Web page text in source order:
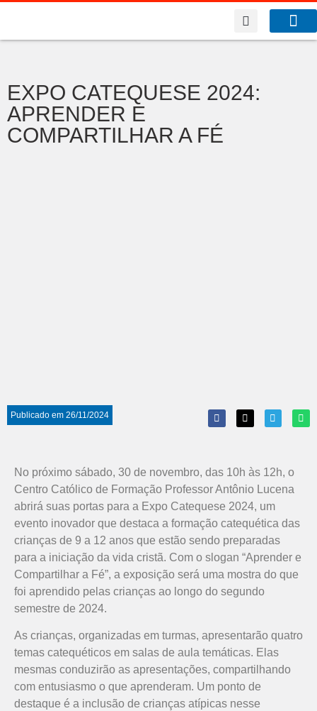
EXPO CATEQUESE 2024:
APRENDER E
COMPARTILHAR A FÉ
Publicado em 26/11/2024
No próximo sábado, 30 de novembro, das 10h às 12h, o
Centro Católico de Formação Professor Antônio Lucena
abrirá suas portas para a Expo Catequese 2024, um
evento inovador que destaca a formação catequética das
crianças de 9 a 12 anos que estão sendo preparadas
para a iniciação da vida cristã. Com o slogan “Aprender e
Compartilhar a Fé”, a exposição será uma mostra do que
foi aprendido pelas crianças ao longo do segundo
semestre de 2024.
As crianças, organizadas em turmas, apresentarão quatro
temas catequéticos em salas de aula temáticas. Elas
mesmas conduzirão as apresentações, compartilhando
com entusiasmo o que aprenderam. Um ponto de
destaque é a inclusão de crianças atípicas nesse